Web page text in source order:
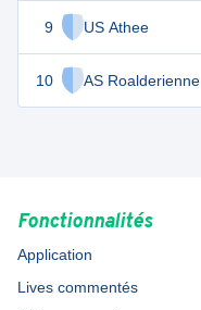
9 US Athee
10 AS Roalderienne
0
Fonctionnalités
Application
Lives commentés